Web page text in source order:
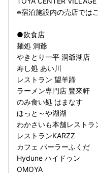
※宿泊施設内の売店では
●飲食店
麺処 洞爺
やきとり一平 洞爺湖店
寿し処 あい川
レストラン 望羊蹄
ラーメン専門店 豐來軒
のみ食い処 はまなす
ほっと～や湖湖
わかさいも本舗レストラ
レストランKARZZ
カフェ パーラーふくだ
Hydune ハイドゥン
OMOYA